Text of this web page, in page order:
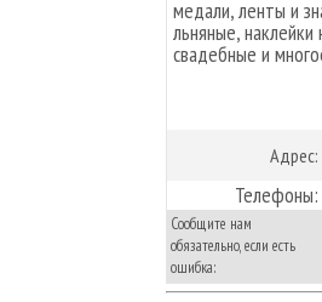
медали, ленты и
льняные,
свадебные и
Адрес:
Телефоны:
Сообщите нам
обязательно, если есть
ошибка: